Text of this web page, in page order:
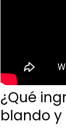
¿Qué
blando y